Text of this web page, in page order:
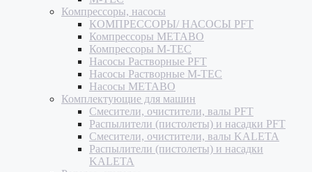
Компрессоры, насосы
КОМПРЕССОРЫ/ НАСОСЫ PFT
Компрессоры METABO
Компрессоры M-TEC
Насосы Растворные PFT
Насосы Растворные M-TEC
Насосы METABO
Комплектующие для машин
Смесители, очистители, валы PFT
Распылители (пистолеты) и насадки PFT
Смесители, очистители, валы KALETA
Распылители (пистолеты) и насадки
KALETA